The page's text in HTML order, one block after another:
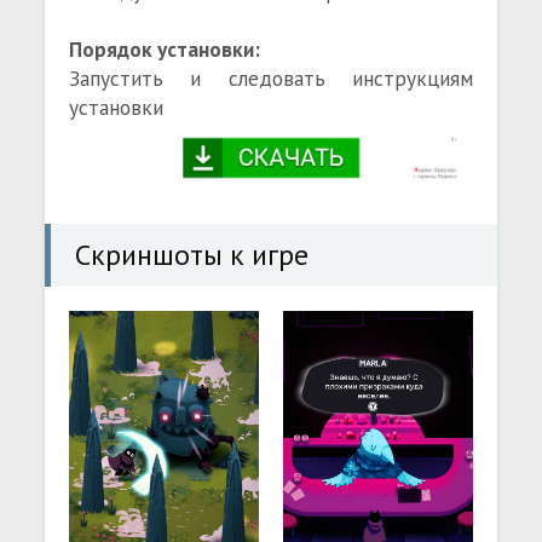
Порядок установки:
Запустить и следовать инструкциям
установки
Скриншоты к игре